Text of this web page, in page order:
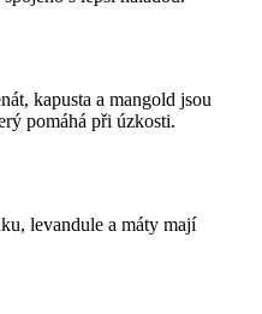
kapusta a mangold jsou
pomáhá při úzkosti.
levandule a máty mají